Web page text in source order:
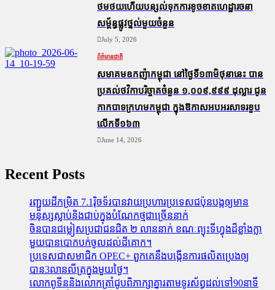
ថមថយ​ហើយ​បន្សល់​ទុក​ការ​ខូចខាត​ហេដ្ឋារចនា
សម្ព័ន្ធ​ផ្លូវថ្នល់​មួយ​ចំនួន
July 5, 2026
ព័ត៌មានជាតិ
សមាគមឧកញ៉ាកម្ពុជា នៅថ្ងៃទី១៣មិថុនានេះ បាន
ប្រគល់ថវិកាបរិច្ចាគចំនួន ១,០០៩,៩៩៩ ដុល្លារ ជូន
កាកបាទក្រហមកម្ពុជា ក្នុងឱកាសអបអរសាទរខួប
លើកទី១៦៣
June 14, 2026
Recent Posts
រញ្ជួយដីកម្រិត​ 7.1រ៉ិចទ័របានវាយប្រហារប្រទេសជប៉ុនបង្កឲ្យមាន
មនុស្សស្លាប់​និង​ជាប់ក្នុងបំណែកថ្មជាច្រើននាក់
ចិនបានជម្លៀសប្រជាជនជិត ២ លាននាក់ ខណៈព្យុះទីហ្វុងដ៏ខ្លាំងក្លា
មួយបានបោកបក់ចូលដល់ដីគោក។
ប្រទេសជាសមាជិក OPEC+​ ពួកគេនឹងបង្កើនការផលិតប្រេងឲ្យ
បាន3លានលីត្រក្នុងមួយថ្ងៃ។
លោកពូទីននិងលោកត្រាំជូបពិភាក្សាគ្នារតាមទូរស័ព្ធដល់ទៅ90នាទី